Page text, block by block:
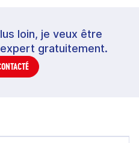
loin, je veux être
gratuitement.